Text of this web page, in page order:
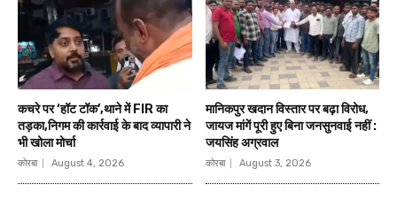
कचरे पर ‘हॉट टॉक’,थाने में FIR का
तड़का,निगम की कार्रवाई के बाद व्यापारी ने
भी खोला मोर्चा
कोरबा August 4, 2026
मानिकपुर खदान विस्तार पर बढ़ा विरोध,
जायज मांगें पूरी हुए बिना जनसुनवाई नहीं :
जयसिंह अग्रवाल
कोरबा August 3, 2026